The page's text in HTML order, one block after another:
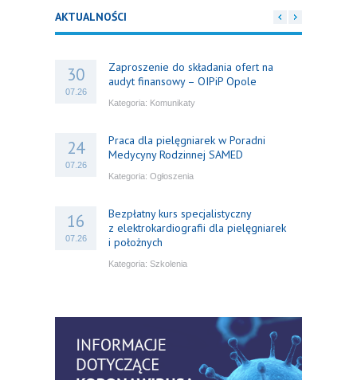
AKTUALNOŚCI
30
07.26
Zaproszenie do składania ofert na
audyt finansowy – OIPiP Opole
Kategoria: Komunikaty
24
07.26
Praca dla pielęgniarek w Poradni
Medycyny Rodzinnej SAMED
Kategoria: Ogłoszenia
16
07.26
Bezpłatny kurs specjalistyczny
z elektrokardiografii dla pielęgniarek
i położnych
Kategoria: Szkolenia
praktyki – aktualny konsensus ekspertów
w dostępie naczyniowym
Kategoria:Szkolenia